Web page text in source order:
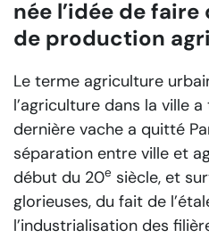
née l’idée de
de production
Le terme agriculture
l’agriculture dans la ville
dernière vache a quitté
séparation entre ville et
début du 20e siècle, et
glorieuses, du fait de
l’industrialisation des